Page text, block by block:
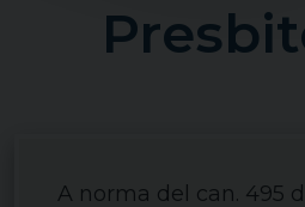
A norma del can. 495